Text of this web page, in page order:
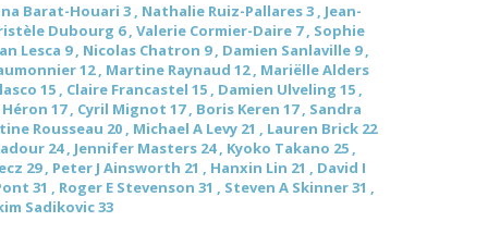
Barat-Houari 3 , Nathalie Ruiz-Pallares 3 , Jean-
Dubourg 6 , Valerie Cormier-Daire 7 , Sophie
Lesca 9 , Nicolas Chatron 9 , Damien Sanlaville 9 ,
12 , Martine Raynaud 12 , Mariëlle Alders
15 , Claire Francastel 15 , Damien Ulveling 15 ,
17 , Cyril Mignot 17 , Boris Keren 17 , Sandra
Rousseau 20 , Michael A Levy 21 , Lauren Brick 22
24 , Jennifer Masters 24 , Kyoko Takano 25 ,
29 , Peter J Ainsworth 21 , Hanxin Lin 21 , David I
31 , Roger E Stevenson 31 , Steven A Skinner 31 ,
Sadikovic 33